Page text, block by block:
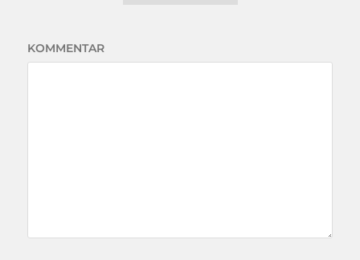
KOMMENTAR